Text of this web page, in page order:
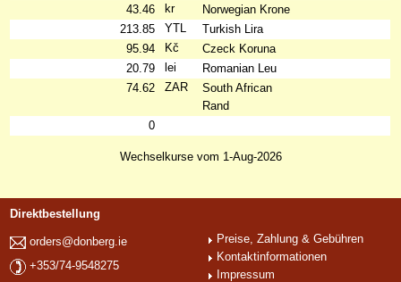
43.46
kr
Norwegian Krone
213.85
YTL
Turkish Lira
95.94
Kč
Czeck Koruna
20.79
lei
Romanian Leu
74.62
ZAR
South African
Rand
0
Wechselkurse vom 1-Aug-2026
Direktbestellung
orders@donberg.ie
+353/74-9548275
Preise, Zahlung & Gebühren
Kontaktinformationen
Impressum